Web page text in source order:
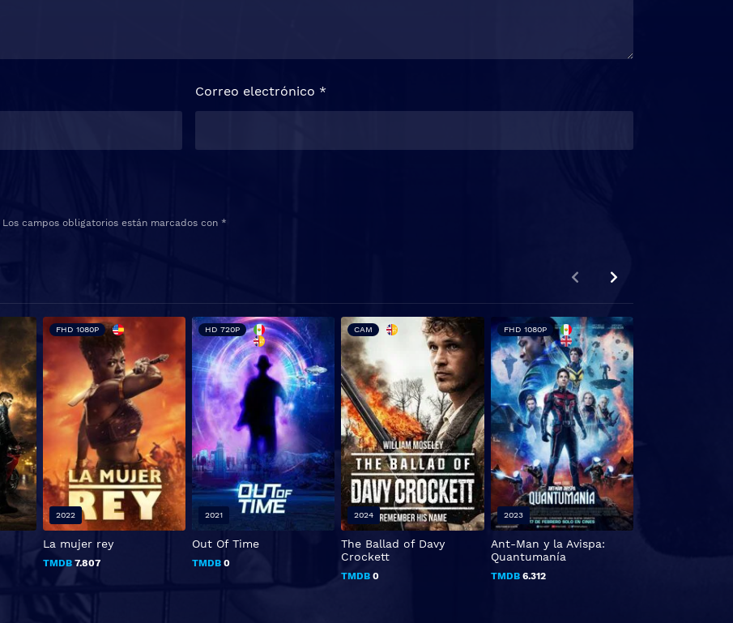
Los campos obligatorios están marcados con *
Correo electrónico *
La mujer rey
TMDB7.807
FHD 1080P
2022
Out Of Time
TMDB0
HD 720P
2021
The Ballad of Davy
Crockett
TMDB 0
CAM
2024
Ant-Man y la Avispa:
Quantumanía
TMDB6.312
FHD 1080P
2023